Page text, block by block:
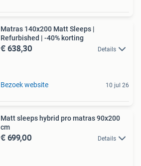
Matras 140x200 Matt Sleeps |
Refurbished | -40% korting
€ 638,30 Details
Bezoek website 10 jul 26
Matt sleeps hybrid pro matras 90x200
cm
€ 699,00 Details